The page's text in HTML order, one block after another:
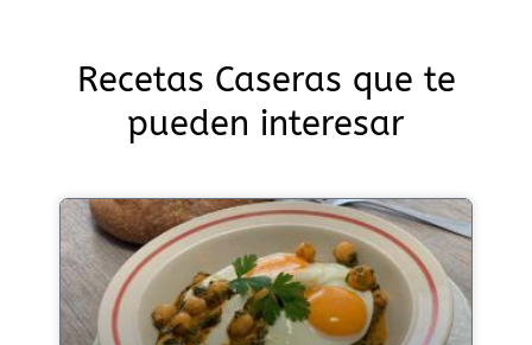
Recetas Caseras que te
pueden interesar